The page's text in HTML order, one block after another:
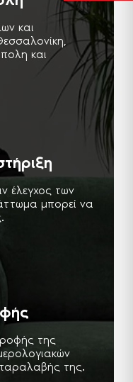
και
και
έλεγχος των
μπορεί να
της
της.